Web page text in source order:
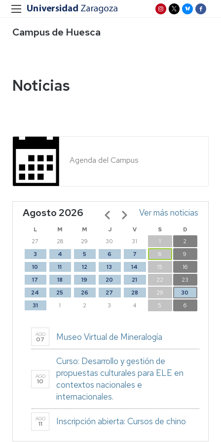
Campus de Huesca
Noticias
Agenda del Campus
Agosto 2026
L M M J V S
D
27
28 29 30 31 1
2
3
4 5 6 7 8
9
10
11 12 13 14 15
16
17
18 19 20 21 22
23
24
25 26 27 28 29
30
31
1 2 3 4 5 6
Paginación Ver más noticias
AGO
07 Museo Virtual de Mineralogía
AGO
10
Curso: Desarrollo y gestión de
propuestas culturales para ELE en
contextos nacionales e
internacionales.
AGO
11 Inscripción abierta: Cursos de chino